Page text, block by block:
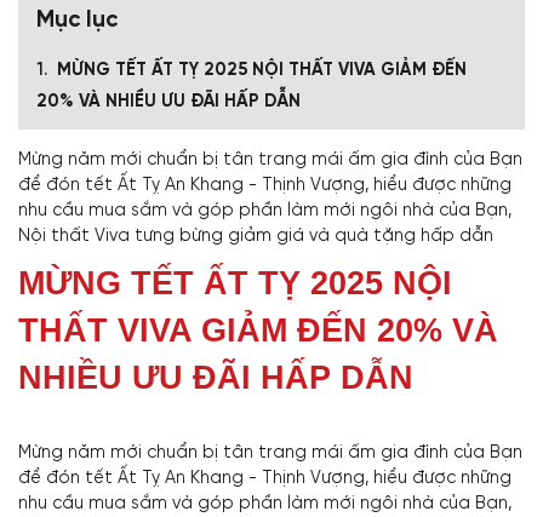
Mục lục
MỪNG TẾT ẤT TỴ 2025 NỘI THẤT VIVA GIẢM ĐẾN
20% VÀ NHIỀU ƯU ĐÃI HẤP DẪN
Mừng năm mới chuẩn bị tân trang mái ấm gia đình của Bạn
để đón tết Ất Tỵ An Khang - Thịnh Vượng, hiểu được những
nhu cầu mua sắm và góp phần làm mới ngôi nhà của Bạn,
Nội thất Viva tưng bừng giảm giá và quà tặng hấp dẫn
MỪNG TẾT ẤT TỴ 2025 NỘI
THẤT VIVA GIẢM ĐẾN 20% VÀ
NHIỀU ƯU ĐÃI HẤP DẪN
Mừng năm mới chuẩn bị tân trang mái ấm gia đình của Bạn
để đón tết Ất Tỵ An Khang - Thịnh Vượng, hiểu được những
nhu cầu mua sắm và góp phần làm mới ngôi nhà của Bạn,